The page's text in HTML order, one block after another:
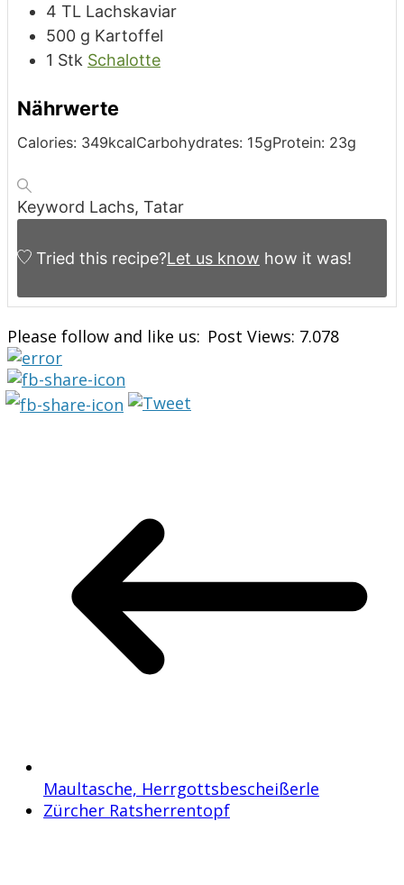
4 TL Lachskaviar
500 g Kartoffel
1 Stk Schalotte
Nährwerte
Calories: 349kcalCarbohydrates: 15gProtein: 23g
Keyword Lachs, Tatar
Tried this recipe?Let us know how it was!
Please follow and like us: Post Views: 7.078
Maultasche, Herrgottsbescheißerle
Zürcher Ratsherrentopf